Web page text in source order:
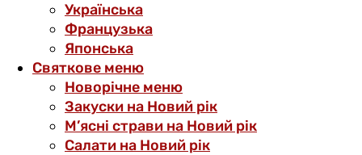
Українська
Французька
Японська
Святкове меню
Новорічне меню
Закуски на Новий рік
М’ясні страви на Новий рік
Салати на Новий рік